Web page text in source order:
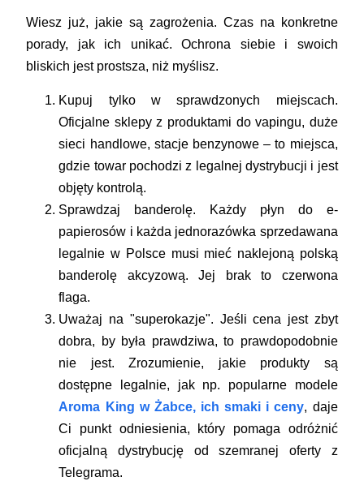
Wiesz już, jakie są zagrożenia. Czas na konkretne
porady, jak ich unikać. Ochrona siebie i swoich
bliskich jest prostsza, niż myślisz.
Kupuj tylko w sprawdzonych miejscach.
Oficjalne sklepy z produktami do vapingu, duże
sieci handlowe, stacje benzynowe – to miejsca,
gdzie towar pochodzi z legalnej dystrybucji i jest
objęty kontrolą.
Sprawdzaj banderolę. Każdy płyn do e-
papierosów i każda jednorazówka sprzedawana
legalnie w Polsce musi mieć naklejoną polską
banderolę akcyzową. Jej brak to czerwona
flaga.
Uważaj na "superokazje". Jeśli cena jest zbyt
dobra, by była prawdziwa, to prawdopodobnie
nie jest. Zrozumienie, jakie produkty są
dostępne legalnie, jak np. popularne modele
Aroma King w Żabce, ich smaki i ceny, daje
Ci punkt odniesienia, który pomaga odróżnić
oficjalną dystrybucję od szemranej oferty z
Telegrama.